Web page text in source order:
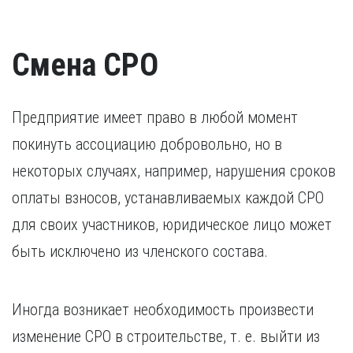
квалификации в течение последних пяти лет. В случае,
если повышение квалификации проходило за пределами
Смена СРО
Предприятие имеет право в любой момент
покинуть ассоциацию добровольно, но в
некоторых случаях, например, нарушения сроков
оплаты взносов, устанавливаемых каждой СРО
для своих участников, юридическое лицо может
быть исключено из членского состава.
Иногда возникает необходимость произвести
изменение СРО в строительстве, т. е. выйти из